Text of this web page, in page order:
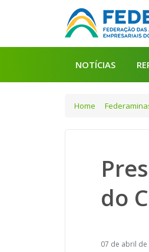
NOTÍCIAS
Home
do
07 de abril de